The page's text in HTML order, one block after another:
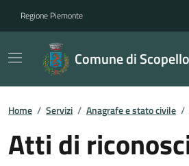
Regione Piemonte
Comune di Scopello
Home / Servizi / Anagrafe e stato civile /
Atti di